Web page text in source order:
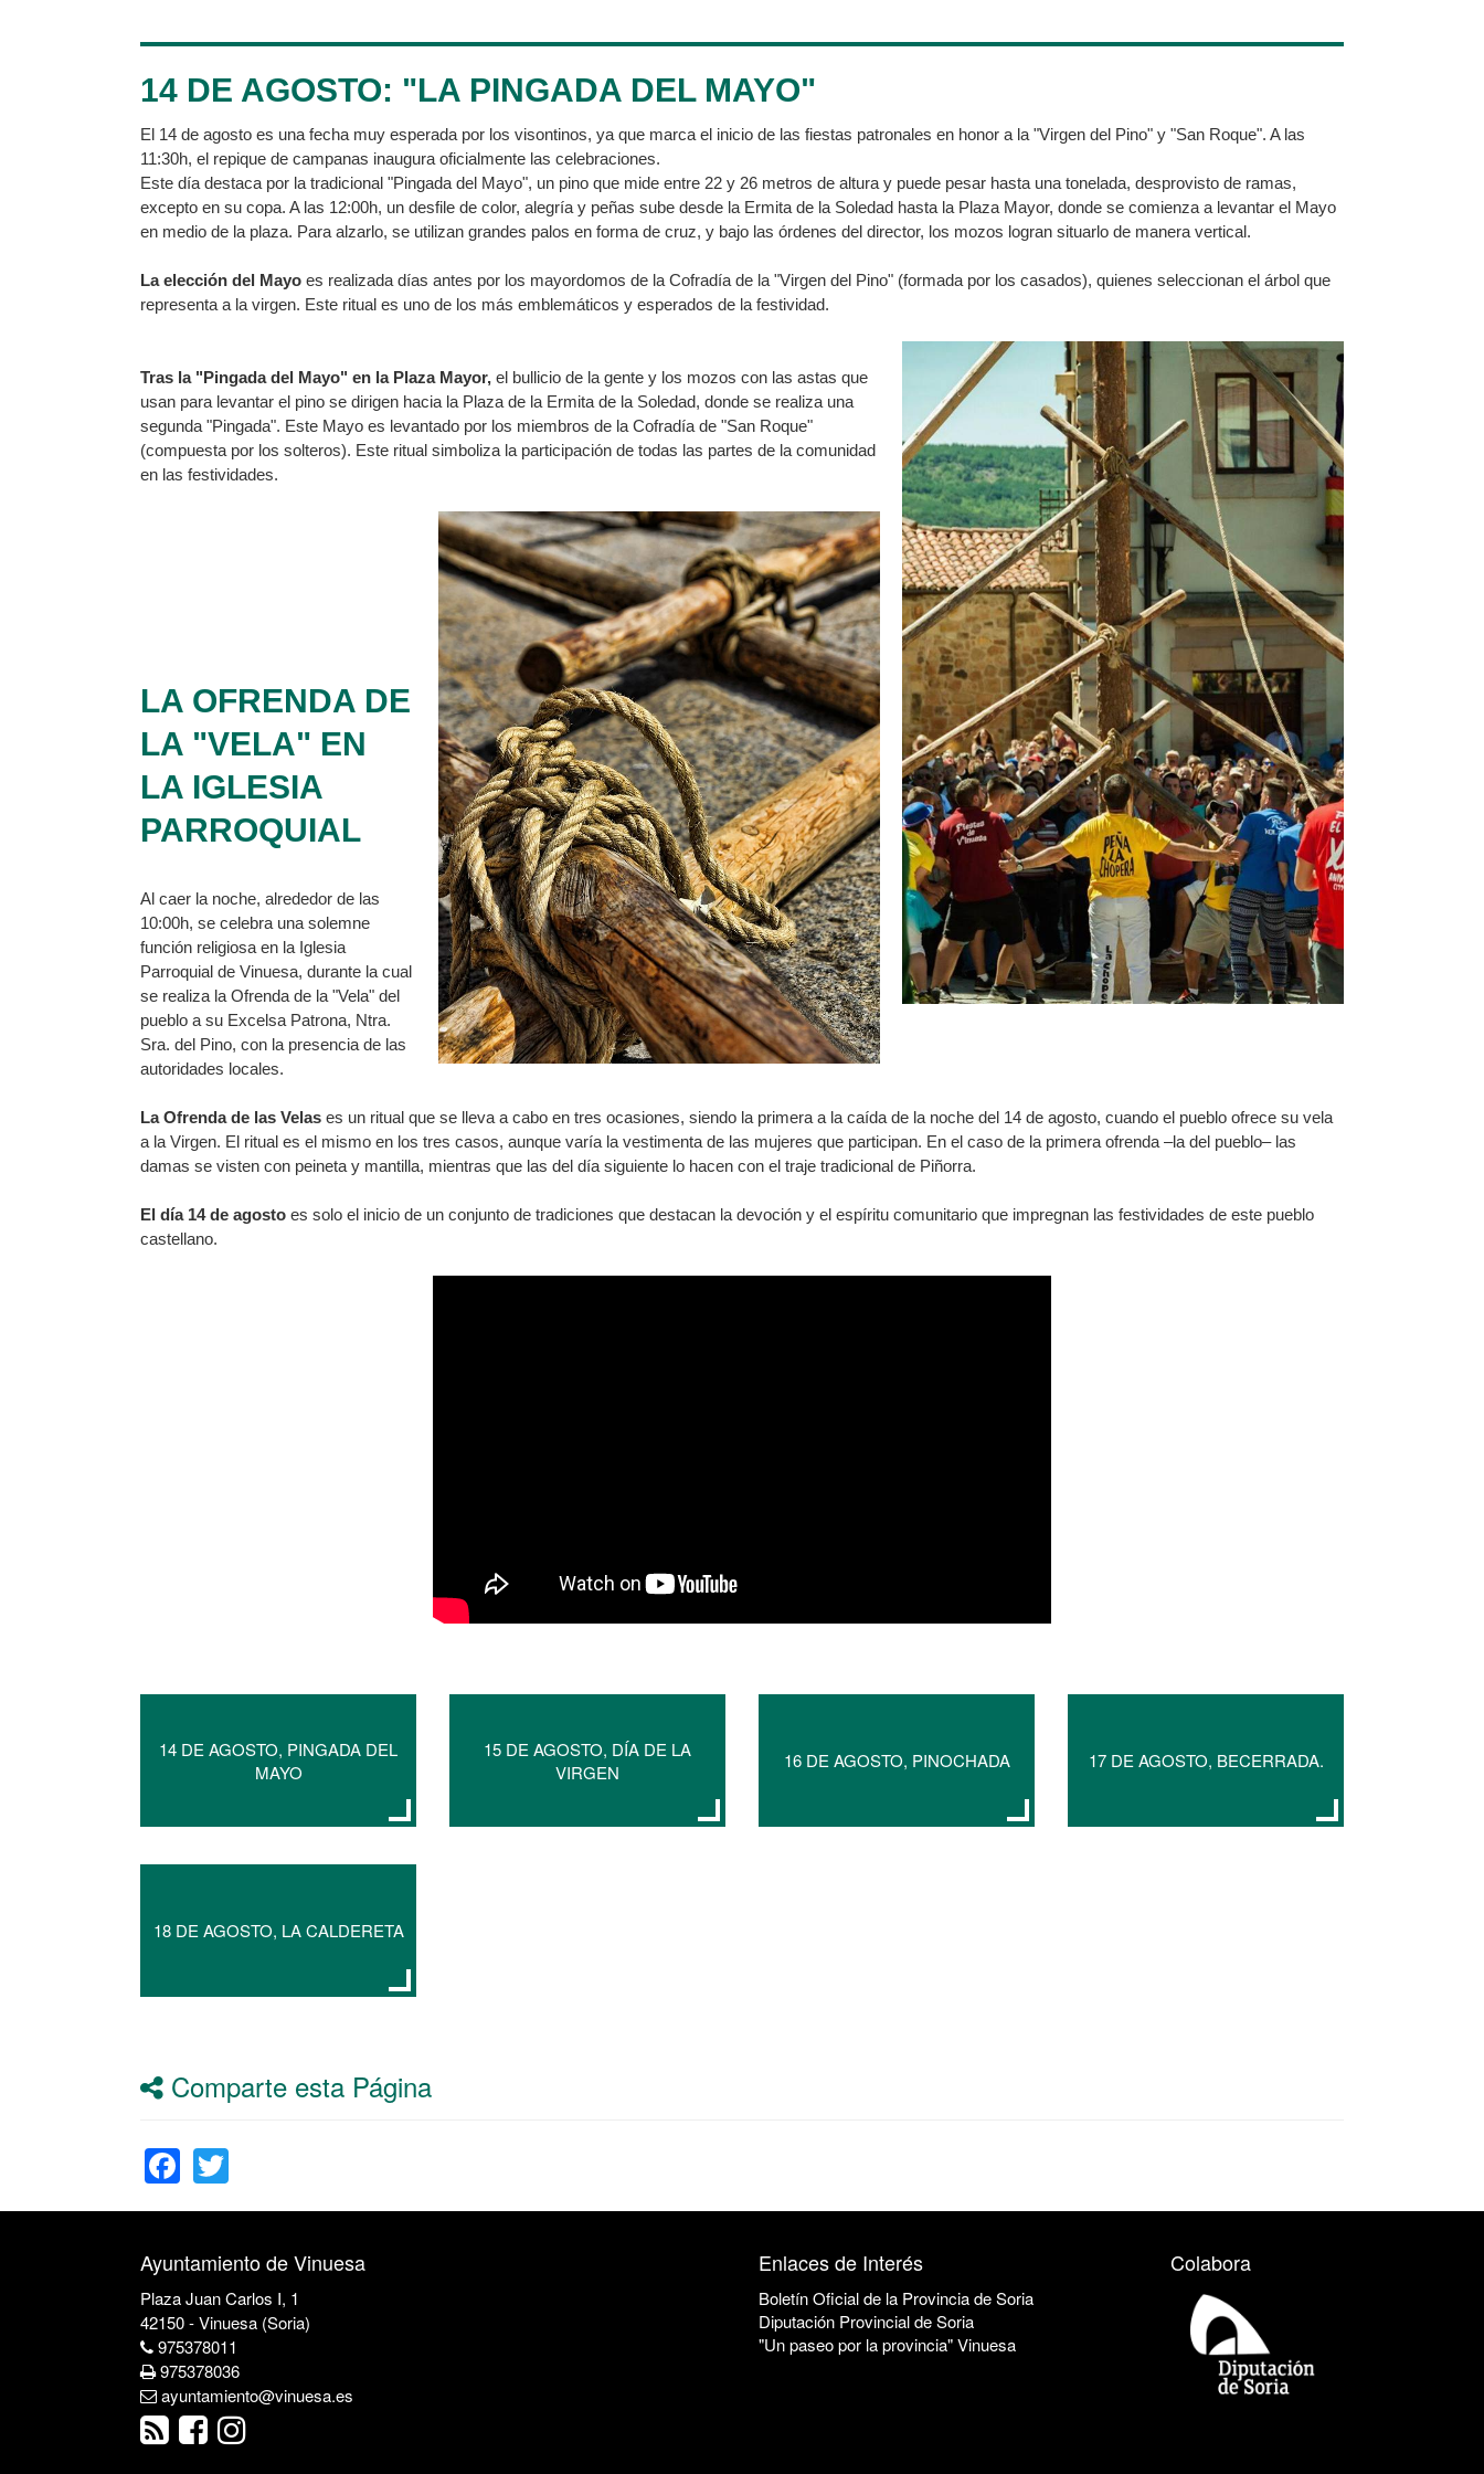
14 DE AGOSTO: "LA PINGADA DEL MAYO"
El 14 de agosto es una fecha muy esperada por los visontinos, ya que marca el inicio de las fiestas patronales en honor a la "Virgen del Pino" y "San Roque". A las
11:30h, el repique de campanas inaugura oficialmente las celebraciones.
Este día destaca por la tradicional "Pingada del Mayo", un pino que mide entre 22 y 26 metros de altura y puede pesar hasta una tonelada, desprovisto de ramas,
excepto en su copa. A las 12:00h, un desfile de color, alegría y peñas sube desde la Ermita de la Soledad hasta la Plaza Mayor, donde se comienza a levantar el Mayo
en medio de la plaza. Para alzarlo, se utilizan grandes palos en forma de cruz, y bajo las órdenes del director, los mozos logran situarlo de manera vertical.
La elección del Mayo es realizada días antes por los mayordomos de la Cofradía de la "Virgen del Pino" (formada por los casados), quienes seleccionan el árbol que
representa a la virgen. Este ritual es uno de los más emblemáticos y esperados de la festividad.
Tras la "Pingada del Mayo" en la Plaza Mayor, el bullicio de la gente y los mozos con las astas que
usan para levantar el pino se dirigen hacia la Plaza de la Ermita de la Soledad, donde se realiza una
segunda "Pingada". Este Mayo es levantado por los miembros de la Cofradía de "San Roque"
(compuesta por los solteros). Este ritual simboliza la participación de todas las partes de la comunidad
en las festividades.
LA OFRENDA DE
LA "VELA" EN
LA IGLESIA
PARROQUIAL
Al caer la noche, alrededor de las
10:00h, se celebra una solemne
función religiosa en la Iglesia
Parroquial de Vinuesa, durante la cual
se realiza la Ofrenda de la "Vela" del
pueblo a su Excelsa Patrona, Ntra.
Sra. del Pino, con la presencia de las
autoridades locales.
La Ofrenda de las Velas es un ritual que se lleva a cabo en tres ocasiones, siendo la primera a la caída de la noche del 14 de agosto, cuando el pueblo ofrece su vela
a la Virgen. El ritual es el mismo en los tres casos, aunque varía la vestimenta de las mujeres que participan. En el caso de la primera ofrenda –la del pueblo– las
damas se visten con peineta y mantilla, mientras que las del día siguiente lo hacen con el traje tradicional de Piñorra.
El día 14 de agosto es solo el inicio de un conjunto de tradiciones que destacan la devoción y el espíritu comunitario que impregnan las festividades de este pueblo
castellano.
14 DE AGOSTO, PINGADA DEL
MAYO
15 DE AGOSTO, DÍA DE LA
VIRGEN
16 DE AGOSTO, PINOCHADA 17 DE AGOSTO, BECERRADA.
18 DE AGOSTO, LA CALDERETA
Comparte esta Página
Facebook
Ayuntamiento de Vinuesa
Plaza Juan Carlos I, 1
42150 - Vinuesa (Soria)
975378011
975378036
ayuntamiento@vinuesa.es
Enlaces de Interés
Boletín Oficial de la Provincia de Soria
Diputación Provincial de Soria
"Un paseo por la provincia" Vinuesa
Colabora